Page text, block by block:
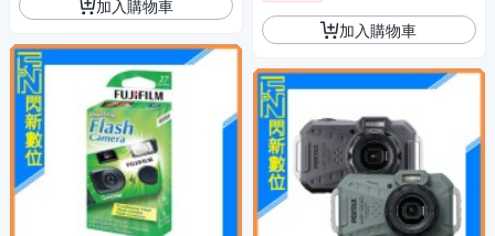
加入購物車
加入購物車